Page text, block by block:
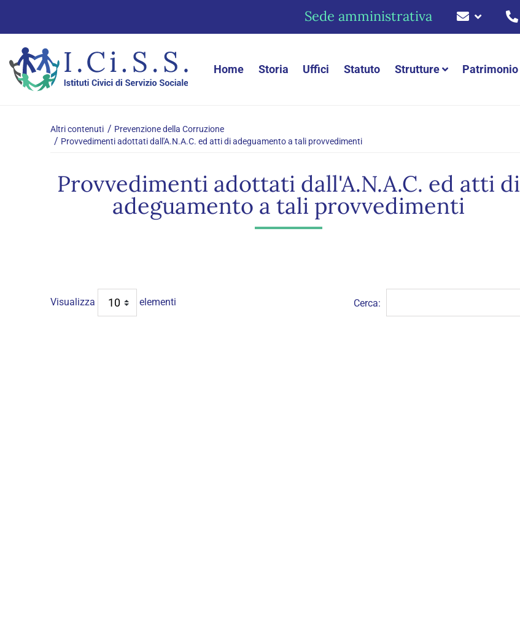
Sede amministrativa
Home Storia Uffici Statuto Strutture Patrimonio
Altri contenuti
Prevenzione della Corruzione
Provvedimenti adottati dall'A.N.A.C. ed atti di adeguamento a tali provvedimenti
Provvedimenti adottati dall'A.N.A.C. ed atti di
adeguamento a tali provvedimenti
Visualizza elementi Cerca: